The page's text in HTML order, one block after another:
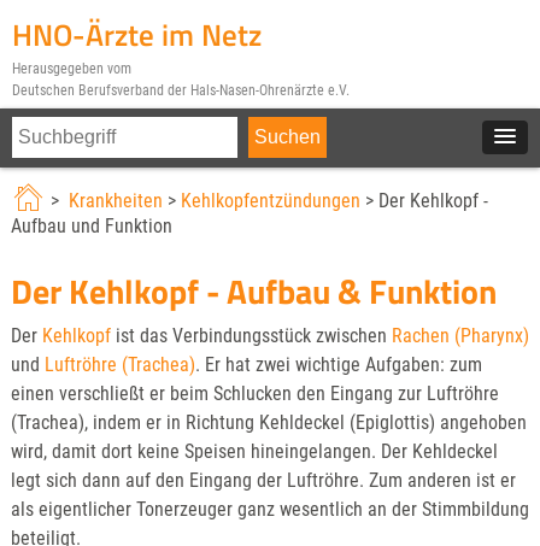
HNO-Ärzte im Netz
Herausgegeben vom
Deutschen Berufsverband der Hals-Nasen-Ohrenärzte e.V.
> Krankheiten > Kehlkopfentzündungen > Der Kehlkopf -
Aufbau und Funktion
Der Kehlkopf - Aufbau & Funktion
Der Kehlkopfist das Verbindungsstück zwischen Rachen (Pharynx)
und Luftröhre (Trachea). Er hat zwei wichtige Aufgaben: zum
einen verschließt er beim Schlucken den Eingang zur Luftröhre
(Trachea), indem er in Richtung Kehldeckel (Epiglottis) angehoben
wird, damit dort keine Speisen hineingelangen. Der Kehldeckel
legt sich dann auf den Eingang der Luftröhre. Zum anderen ist er
als eigentlicher Tonerzeuger ganz wesentlich an der Stimmbildung
beteiligt.